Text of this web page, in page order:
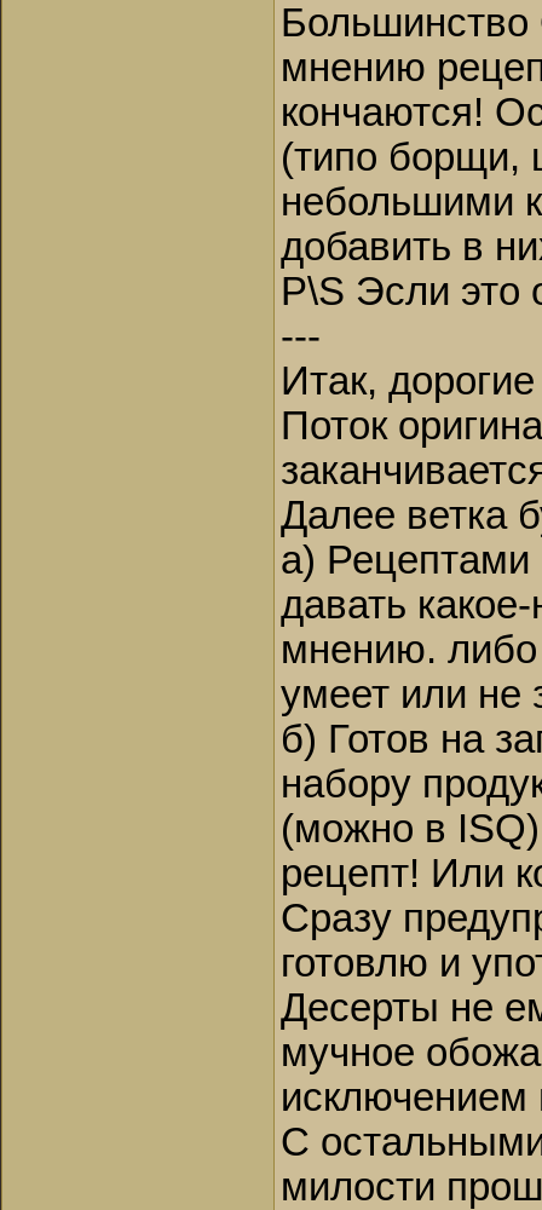
мнению
кончаются!
(типо борщи,
небольшими
добавить в
P\S Эсли это
---
Итак,
Поток
Далее ветка
а)
давать
мнению. либо
умеет или не
б) Готов на
набору
(можно в
рецепт! Или
Сразу
готовлю и
Десерты не
мучное
исключением
С
милости